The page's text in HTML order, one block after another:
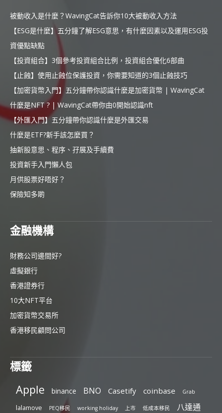
被動收入是什麼？WavingCat告訴你10大被動收入方法
【ESG是什麼】五分鐘了解ESG意思，有什麼因素以及運用ESG投
資優點缺點
【投資組合】3個參考投資組合比例，投資組合優化6部曲
【止蝕】使用止蝕位保護投資，你需要知道的3個止蝕技巧
【加密貨幣入門】五分鐘帶你認識什麼是加密貨幣 | WavingCat
什麼是NFT ? | WavingCat帶你由0開始認識nft
【外匯入門】五分鐘帶你認識什麼是外匯交易
什麼是ETF?新手該怎麼買？
抽新股意思、程序、孖展及手續費
投資新手入門懶人包
月供股票好唔好？
保險知多啲
金融機構
財務公司邊間好?
虛擬銀行
香港證券行
10大NFT平台
加密貨幣交易所
香港移民顧問公司
標籤
Apple binance BNO Casetify coinbase Grab
lalamove PEQ移民 working holiday 上市 低成本移民 八達通